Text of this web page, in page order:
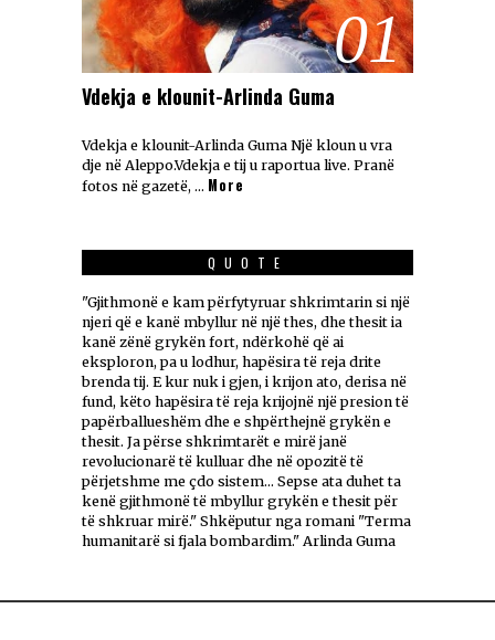
01
Vdekja e klounit-Arlinda Guma
Vdekja e klounit-Arlinda Guma Një kloun u vra
dje në Aleppo.Vdekja e tij u raportua live. Pranë
fotos në gazetë, … More
QUOTE
"Gjithmonë e kam përfytyruar shkrimtarin si një
njeri që e kanë mbyllur në një thes, dhe thesit ia
kanë zënë grykën fort, ndërkohë që ai
eksploron, pa u lodhur, hapësira të reja drite
brenda tij. E kur nuk i gjen, i krijon ato, derisa në
fund, këto hapësira të reja krijojnë një presion të
papërballueshëm dhe e shpërthejnë grykën e
thesit. Ja përse shkrimtarët e mirë janë
revolucionarë të kulluar dhe në opozitë të
përjetshme me çdo sistem... Sepse ata duhet ta
kenë gjithmonë të mbyllur grykën e thesit për
të shkruar mirë." Shkëputur nga romani "Terma
humanitarë si fjala bombardim." Arlinda Guma